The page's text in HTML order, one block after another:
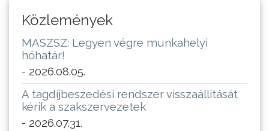
Közlemények
MASZSZ: Legyen végre munkahelyi
hőhatár!
- 2026.08.05.
A tagdíjbeszedési rendszer visszaállítását
kérik a szakszervezetek
- 2026.07.31.